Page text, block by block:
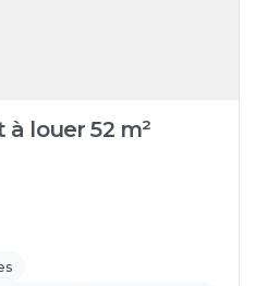
louer 52 m²